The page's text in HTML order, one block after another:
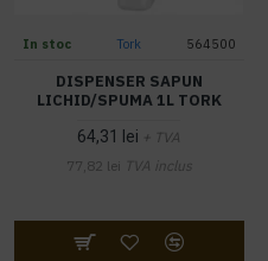
In stoc Tork 564500
DISPENSER SAPUN
LICHID/SPUMA 1L TORK
64,31 lei + TVA
77,82 lei TVA inclus